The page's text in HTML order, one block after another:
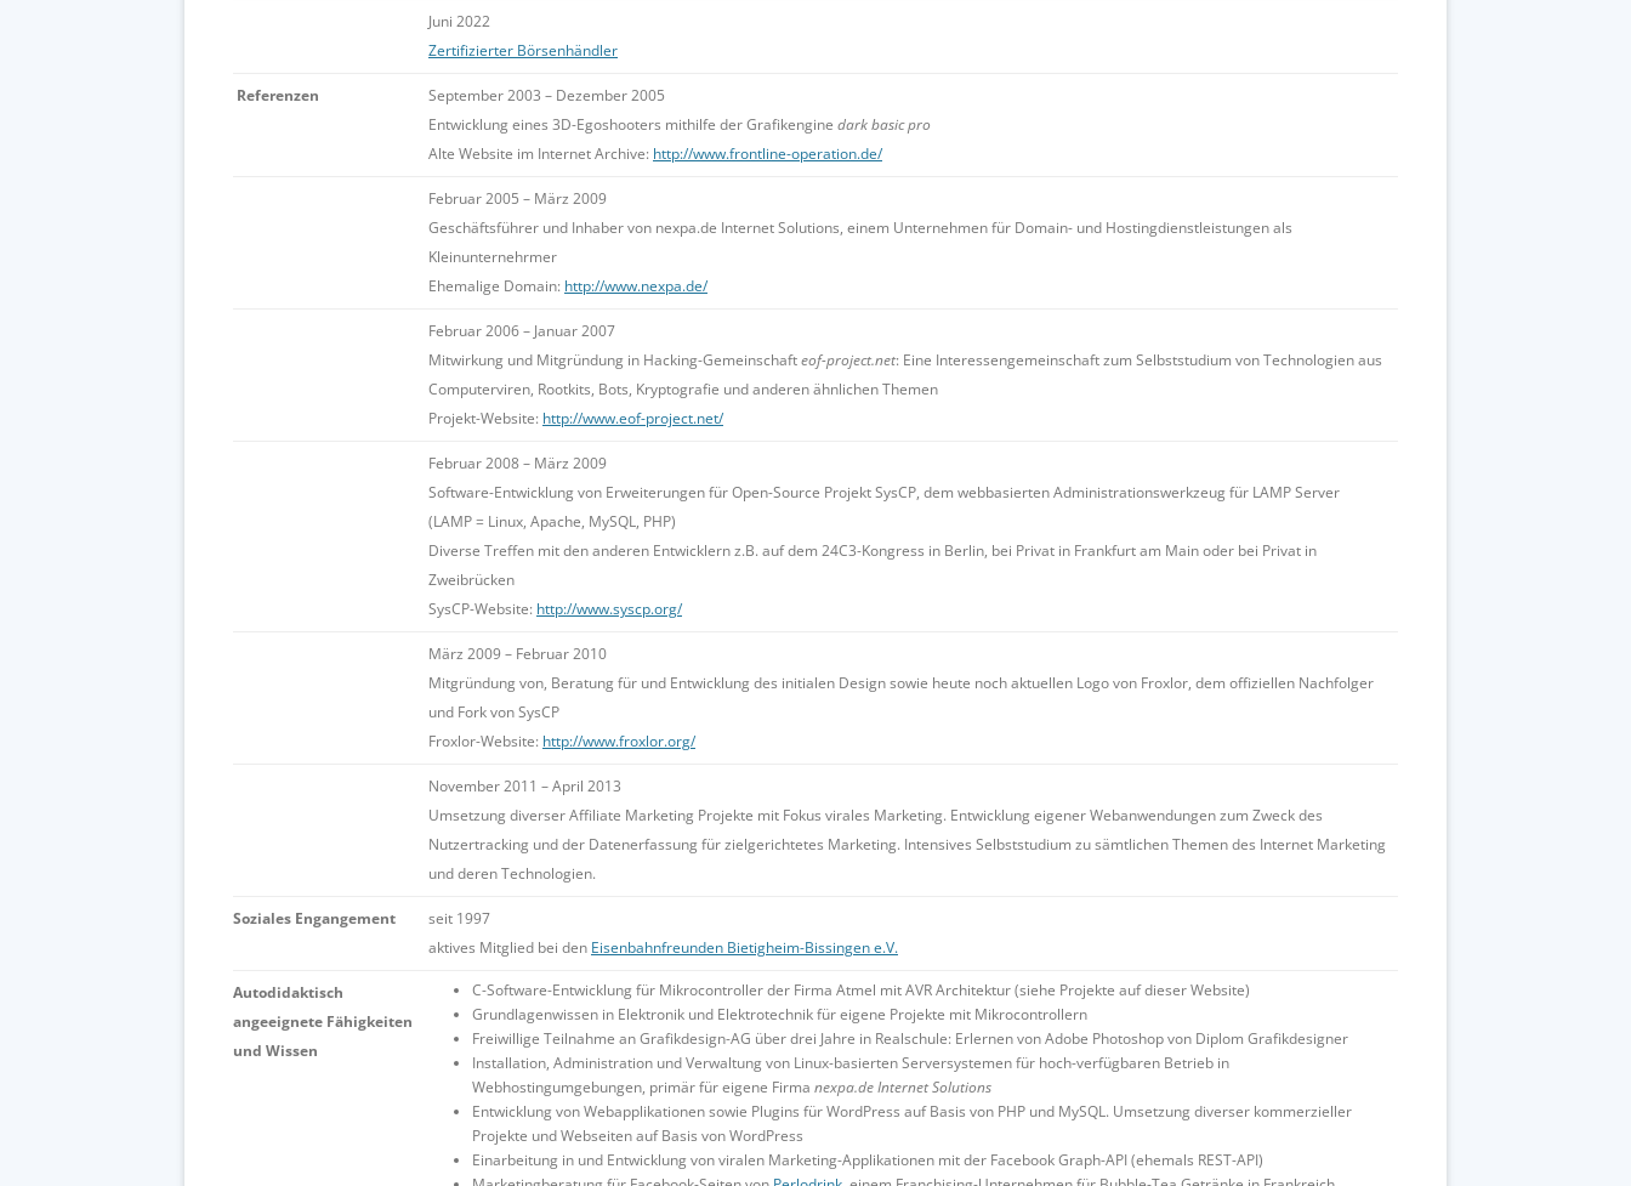
Juni 2022
Zertifizierter Börsenhändler
Referenzen
September 2003 – Dezember 2005
Entwicklung eines 3D-Egoshooters mithilfe der Grafikengine dark basic pro
Alte Website im Internet Archive: http://www.frontline-operation.de/
Februar 2005 – März 2009
Geschäftsführer und Inhaber von nexpa.de Internet Solutions, einem Unternehmen für Domain- und Hostingdienstleistungen als
Kleinunternehrmer
Ehemalige Domain: http://www.nexpa.de/
Februar 2006 – Januar 2007
Mitwirkung und Mitgründung in Hacking-Gemeinschafteof-project.net: Eine Interessengemeinschaft zum Selbststudium von Technologien aus
Computerviren, Rootkits, Bots, Kryptografie und anderen ähnlichen Themen
Projekt-Website: http://www.eof-project.net/
Februar 2008 – März 2009
Software-Entwicklung von Erweiterungen für Open-Source Projekt SysCP, dem webbasierten Administrationswerkzeug für LAMP Server
(LAMP = Linux, Apache, MySQL, PHP)
Diverse Treffen mit den anderen Entwicklern z.B. auf dem 24C3-Kongress in Berlin, bei Privat in Frankfurt am Main oder bei Privat in
Zweibrücken
SysCP-Website: http://www.syscp.org/
März 2009 – Februar 2010
Mitgründung von, Beratung für und Entwicklung des initialen Design sowie heute noch aktuellen Logo von Froxlor, dem offiziellen Nachfolger
und Fork von SysCP
Froxlor-Website: http://www.froxlor.org/
November 2011 – April 2013
Umsetzung diverser Affiliate Marketing Projekte mit Fokus virales Marketing. Entwicklung eigener Webanwendungen zum Zweck des
Nutzertracking und der Datenerfassung für zielgerichtetes Marketing. Intensives Selbststudium zu sämtlichen Themen des Internet Marketing
und deren Technologien.
Soziales Engangement
seit 1997
aktives Mitglied bei den Eisenbahnfreunden Bietigheim-Bissingen e.V.
Autodidaktisch
angeeignete Fähigkeiten
und Wissen
C-Software-Entwicklung für Mikrocontroller der Firma Atmel mit AVR Architektur (siehe Projekte auf dieser Website)
Grundlagenwissen in Elektronik und Elektrotechnik für eigene Projekte mit Mikrocontrollern
Freiwillige Teilnahme an Grafikdesign-AG über drei Jahre in Realschule: Erlernen von Adobe Photoshop von Diplom Grafikdesigner
Installation, Administration und Verwaltung von Linux-basierten Serversystemen für hoch-verfügbaren Betrieb in
Webhostingumgebungen, primär für eigene Firma nexpa.de Internet Solutions
Entwicklung von Webapplikationen sowie Plugins für WordPress auf Basis von PHP und MySQL. Umsetzung diverser kommerzieller
Projekte und Webseiten auf Basis von WordPress
Einarbeitung in und Entwicklung von viralen Marketing-Applikationen mit der Facebook Graph-API (ehemals REST-API)